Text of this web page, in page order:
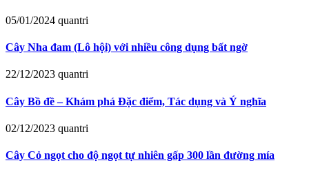
05/01/2024 quantri
Cây Nha đam (Lô hội) với nhiều công dụng bất ngờ
22/12/2023 quantri
Cây Bồ đề – Khám phá Đặc điểm, Tác dụng và Ý nghĩa
02/12/2023 quantri
Cây Cỏ ngọt cho độ ngọt tự nhiên gấp 300 lần đường mía